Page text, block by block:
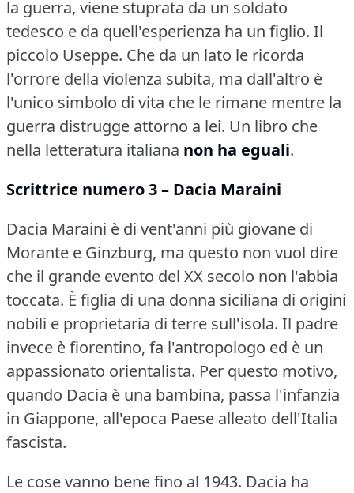
la guerra, viene stuprata da un soldato
tedesco e da quell'esperienza ha un figlio. Il
piccolo Useppe. Che da un lato le ricorda
l'orrore della violenza subita, ma dall'altro è
l'unico simbolo di vita che le rimane mentre la
guerra distrugge attorno a lei. Un libro che
nella letteratura italiana non ha eguali.
Scrittrice numero 3 – Dacia Maraini
Dacia Maraini è di vent'anni più giovane di
Morante e Ginzburg, ma questo non vuol dire
che il grande evento del XX secolo non l'abbia
toccata. È figlia di una donna siciliana di origini
nobili e proprietaria di terre sull'isola. Il padre
invece è fiorentino, fa l'antropologo ed è un
appassionato orientalista. Per questo motivo,
quando Dacia è una bambina, passa l'infanzia
in Giappone, all'epoca Paese alleato dell'Italia
fascista.
Le cose vanno bene fino al 1943. Dacia ha